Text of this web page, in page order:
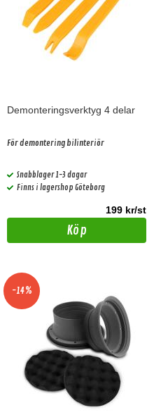
Demonteringsverktyg 4 delar
För demontering bilinteriör
Snabblager 1-3 dagar
Finns i lagershop Göteborg
199 kr/st
Köp
-14%